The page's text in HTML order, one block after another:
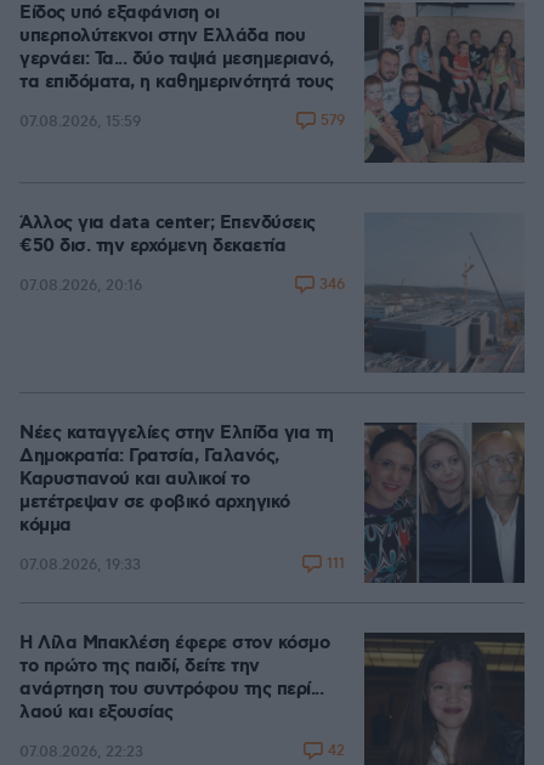
Είδος υπό εξαφάνιση οι
υπερπολύτεκνοι στην Ελλάδα που
γερνάει: Τα... δύο ταψιά μεσημεριανό,
τα επιδόματα, η καθημερινότητά τους
07.08.2026, 15:59 579
Άλλος για data center; Επενδύσεις
€50 δισ. την ερχόμενη δεκαετία
07.08.2026, 20:16 346
Νέες καταγγελίες στην Ελπίδα για τη
Δημοκρατία: Γρατσία, Γαλανός,
Καρυστιανού και αυλικοί το
μετέτρεψαν σε φοβικό αρχηγικό
κόμμα
07.08.2026, 19:33 111
Η Λίλα Μπακλέση έφερε στον κόσμο
το πρώτο της παιδί, δείτε την
ανάρτηση του συντρόφου της περί...
λαού και εξουσίας
07.08.2026, 22:23 42